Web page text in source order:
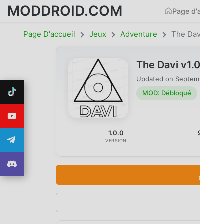
MODDROID.COM Page
Page D'accueil Jeux Adventure The
The Davi
Updated on
MOD: Débloqué
1.0.0
VERSION